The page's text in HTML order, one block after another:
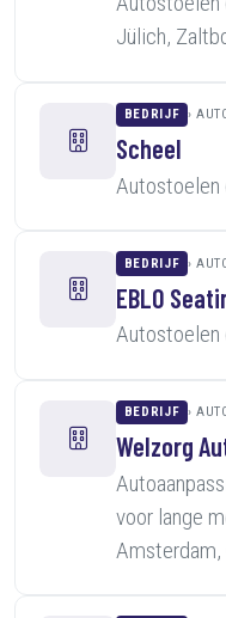
Jülich,
BEDRIJF
Scheel
Autostoelen
BEDRIJF
EBLO
Autostoelen
BEDRIJF
Welzorg
voor lange
Amsterdam,